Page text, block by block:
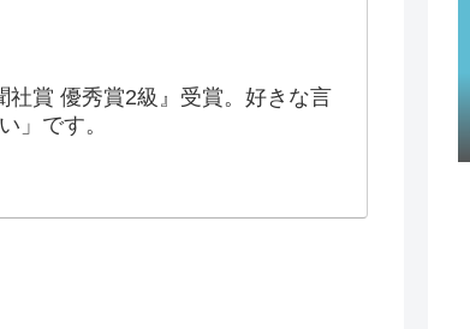
社賞 優秀賞2級』受賞。好きな言
」です。